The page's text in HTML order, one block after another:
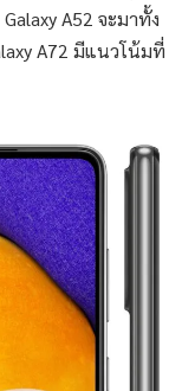
A52 จะมาทั้ง
A72 มีแนวโน้มที่